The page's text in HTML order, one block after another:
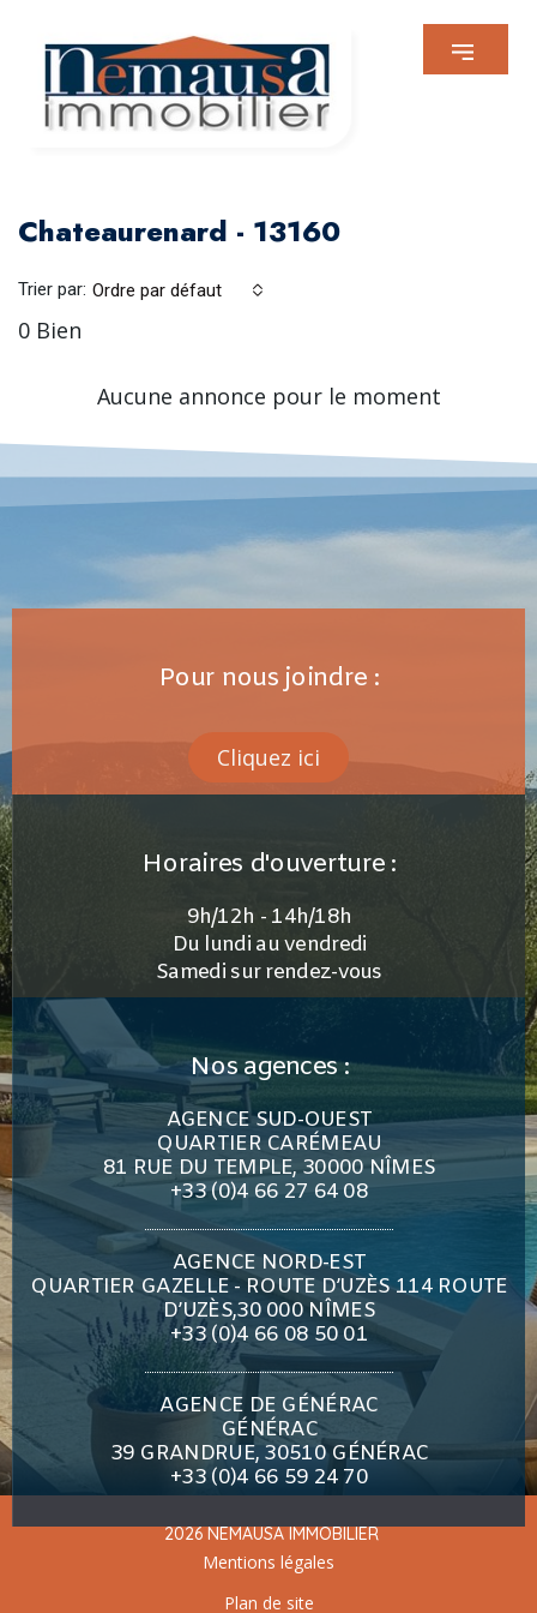
Chateaurenard - 13160
0 Bien
Trier par: Ordre par défaut
Aucune annonce pour le moment
Pour nous joindre :
Cliquez ici
Horaires d'ouverture :
9h/12h - 14h/18h
Du lundi au vendredi
Samedi sur rendez-vous
Nos agences :
AGENCE SUD-OUEST
QUARTIER CARÉMEAU
81 RUE DU TEMPLE, 30000 NÎMES
+33 (0)4 66 27 64 08
AGENCE NORD-EST
QUARTIER GAZELLE - ROUTE D’UZÈS 114 ROUTE
D’UZÈS,30 000 NÎMES
+33 (0)4 66 08 50 01
AGENCE DE GÉNÉRAC
GÉNÉRAC
39 GRANDRUE, 30510 GÉNÉRAC
+33 (0)4 66 59 24 70
2026 NEMAUSA IMMOBILIER
Mentions légales
Plan de site